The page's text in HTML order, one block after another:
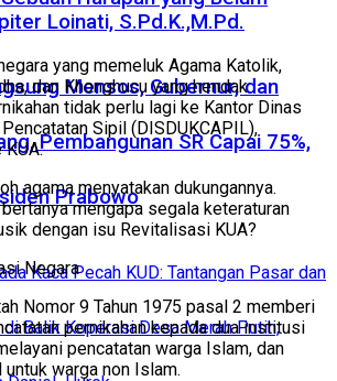
Mensos, Gubernur, dan
Pembangunan SR Capai 75%,
Prabowo
Loinati, S.Pd.K.,M.Pd.
yang memeluk Agama Katolik,
dan Khonghucu yang hendak
tidak perlu lagi ke Kantor Dinas
Sipil (DISDUKCAPIL),
KUA.
agama menyatakan dukungannya.
mengapa segala keteraturan
dengan isu Revitalisasi KUA?
Negara
Nomor 9 Tahun 1975 pasal 2 memberi
pernikahan kepada dua institusi
pencatatan warga Islam, dan
warga non Islam.